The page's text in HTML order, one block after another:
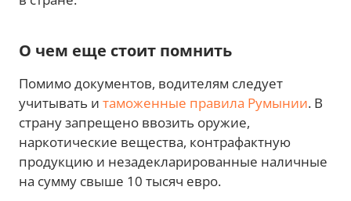
О чем еще стоит помнить
Помимо документов, водителям следует
учитывать и таможенные правила Румынии. В
страну запрещено ввозить оружие,
наркотические вещества, контрафактную
продукцию и незадекларированные наличные
на сумму свыше 10 тысяч евро.